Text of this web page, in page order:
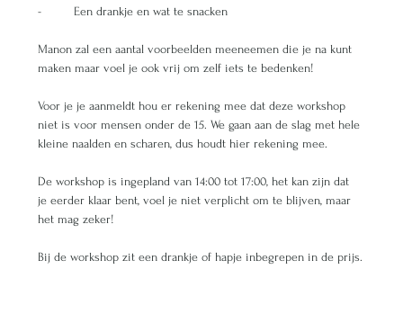
-	Een drankje en wat te snacken
Manon zal een aantal voorbeelden meeneemen die je na kunt
maken maar voel je ook vrij om zelf iets te bedenken!
Voor je je aanmeldt hou er rekening mee dat deze workshop
niet is voor mensen onder de 15. We gaan aan de slag met hele
kleine naalden en scharen, dus houdt hier rekening mee.
De workshop is ingepland van 14:00 tot 17:00, het kan zijn dat
je eerder klaar bent, voel je niet verplicht om te blijven, maar
het mag zeker!
Bij de workshop zit een drankje of hapje inbegrepen in de prijs.